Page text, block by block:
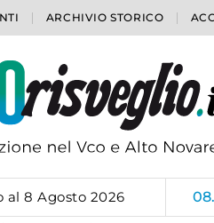
ARCHIVIO STORICO
al 8 Agosto 2026